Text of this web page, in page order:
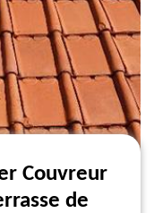
Couvreur
de